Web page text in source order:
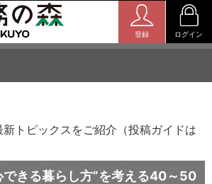
登録 ログイン
トピックスをご紹介（投稿ガイドは
できる暮らし方”を考える40～50